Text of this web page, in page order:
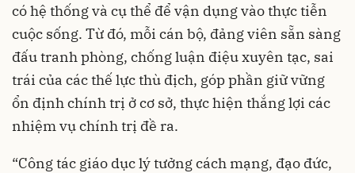
có hệ thống và cụ thể để vận dụng vào thực tiễn
cuộc sống. Từ đó, mỗi cán bộ, đảng viên sẵn sàng
đấu tranh phòng, chống luận điệu xuyên tạc, sai
trái của các thế lực thù địch, góp phần giữ vững
ổn định chính trị ở cơ sở, thực hiện thắng lợi các
nhiệm vụ chính trị đề ra.
“Công tác giáo dục lý tưởng cách mạng, đạo đức,